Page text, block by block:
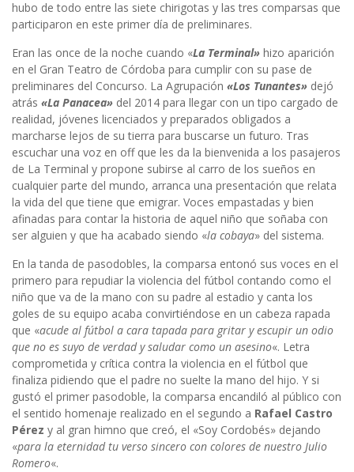
hubo de todo entre las siete chirigotas y las tres comparsas que
participaron en este primer día de preliminares.
Eran las once de la noche cuando «La Terminal» hizo aparición
en el Gran Teatro de Córdoba para cumplir con su pase de
preliminares del Concurso. La Agrupación «Los Tunantes» dejó
atrás «La Panacea» del 2014 para llegar con un tipo cargado de
realidad, jóvenes licenciados y preparados obligados a
marcharse lejos de su tierra para buscarse un futuro. Tras
escuchar una voz en off que les da la bienvenida a los pasajeros
de La Terminal y propone subirse al carro de los sueños en
cualquier parte del mundo, arranca una presentación que relata
la vida del que tiene que emigrar. Voces empastadas y bien
afinadas para contar la historia de aquel niño que soñaba con
ser alguien y que ha acabado siendo «la cobaya» del sistema.
En la tanda de pasodobles, la comparsa entonó sus voces en el
primero para repudiar la violencia del fútbol contando como el
niño que va de la mano con su padre al estadio y canta los
goles de su equipo acaba convirtiéndose en un cabeza rapada
que «acude al fútbol a cara tapada para gritar y escupir un odio
que no es suyo de verdad y saludar como un asesino«. Letra
comprometida y crítica contra la violencia en el fútbol que
finaliza pidiendo que el padre no suelte la mano del hijo. Y si
gustó el primer pasodoble, la comparsa encandiló al público con
el sentido homenaje realizado en el segundo a Rafael Castro
Pérez y al gran himno que creó, el «Soy Cordobés» dejando
«para la eternidad tu verso sincero con colores de nuestro Julio
Romero«.